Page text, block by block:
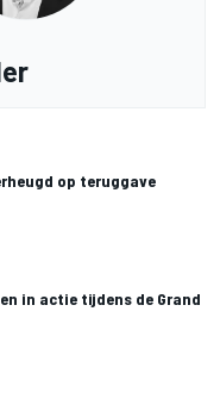
op teruggave
in actie tijdens de Grand